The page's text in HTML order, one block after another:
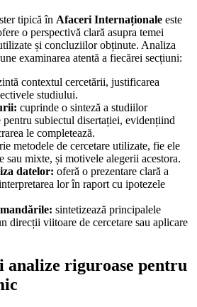
tipică în Afaceri Internaționale este
o perspectivă clară asupra temei
și concluziilor obținute. Analiza
examinarea atentă a fiecărei secțiuni:
contextul cercetării, justificarea
studiului.
cuprinde o sinteză a studiilor
pentru subiectul disertației, evidențiind
le completează.
metodele de cercetare utilizate, fie ele
sau mixte, și motivele alegerii acestora.
datelor: oferă o prezentare clară a
lor în raport cu ipotezele
sintetizează principalele
direcții viitoare de cercetare sau aplicare
analize riguroase pentru